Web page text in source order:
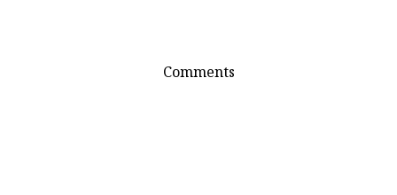
Comments